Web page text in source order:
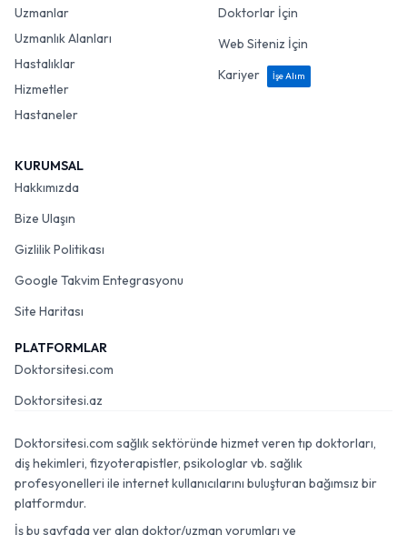
Uzmanlar
Uzmanlık Alanları
Hastalıklar
Hizmetler
Hastaneler
Doktorlar İçin
Web Siteniz İçin
Kariyer
İşe Alım
KURUMSAL
Hakkımızda
Bize Ulaşın
Gizlilik Politikası
Google Takvim Entegrasyonu
Site Haritası
PLATFORMLAR
Doktorsitesi.com
Doktorsitesi.az
Doktorsitesi.com sağlık sektöründe hizmet veren tıp doktorları,
diş hekimleri, fizyoterapistler, psikologlar vb. sağlık
profesyonelleri ile internet kullanıcılarını buluşturan bağımsız bir
platformdur.
İş bu sayfada yer alan doktor/uzman yorumları ve